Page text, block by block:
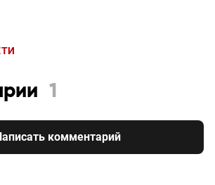
1
комментарий